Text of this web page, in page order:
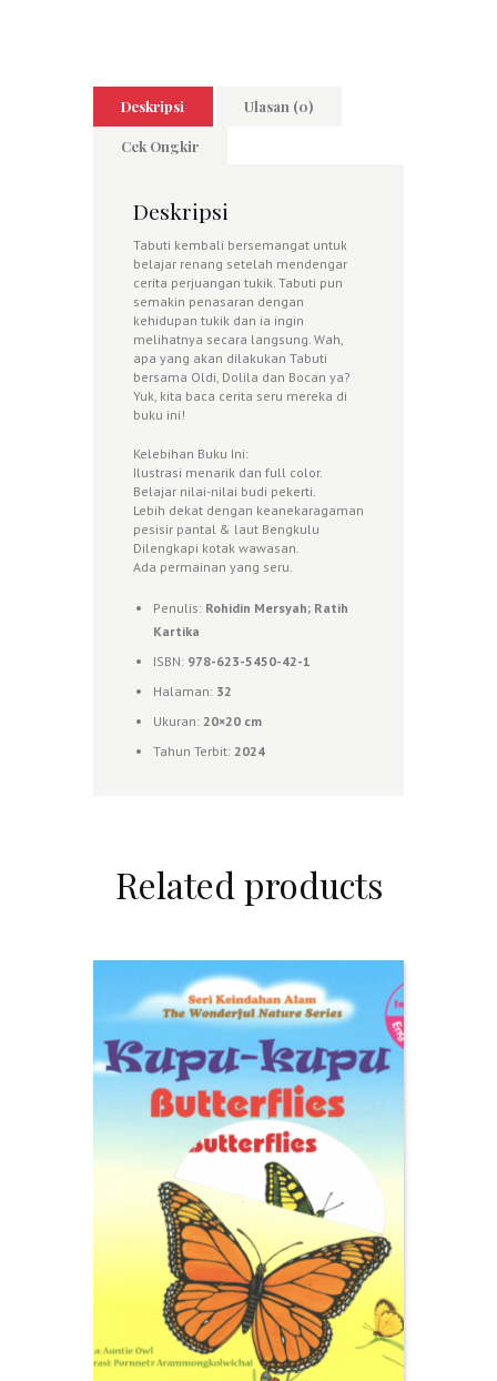
Deskripsi Ulasan (0)
Cek Ongkir
Deskripsi
Tabuti kembali bersemangat untuk
belajar renang setelah mendengar
cerita perjuangan tukik. Tabuti pun
semakin penasaran dengan
kehidupan tukik dan ia ingin
melihatnya secara langsung. Wah,
apa yang akan dilakukan Tabuti
bersama Oldi, Dolila dan Bocan ya?
Yuk, kita baca cerita seru mereka di
buku ini!
Kelebihan Buku Ini:
Ilustrasi menarik dan full color.
Belajar nilai-nilai budi pekerti.
Lebih dekat dengan keanekaragaman
pesisir pantal & laut Bengkulu
Dilengkapi kotak wawasan.
Ada permainan yang seru.
Penulis: Rohidin Mersyah; Ratih
Kartika
ISBN: 978-623-5450-42-1
Halaman: 32
Ukuran: 20×20 cm
Tahun Terbit: 2024
Related products